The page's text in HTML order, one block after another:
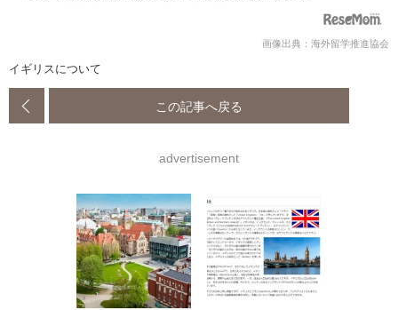
画像出典：海外留学推進協会
イギリスについて
この記事へ戻る
advertisement